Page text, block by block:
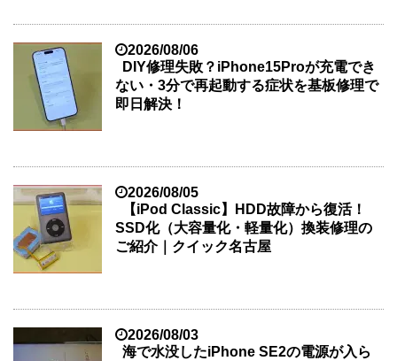
2026/08/06
DIY修理失敗？iPhone15Proが充電でき
ない・3分で再起動する症状を基板修理で
即日解決！
2026/08/05
【iPod Classic】HDD故障から復活！
SSD化（大容量化・軽量化）換装修理の
ご紹介｜クイック名古屋
2026/08/03
海で水没したiPhone SE2の電源が入ら